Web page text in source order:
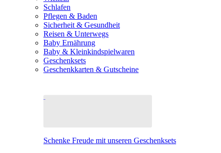
Schlafen
Pflegen & Baden
Sicherheit & Gesundheit
Reisen & Unterwegs
Baby Ernährung
Baby & Kleinkindspielwaren
Geschenksets
Geschenkkarten & Gutscheine
Schenke Freude mit unseren Geschenksets